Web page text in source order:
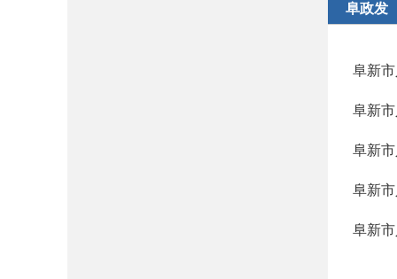
阜政发
阜新
阜新
阜新
阜新